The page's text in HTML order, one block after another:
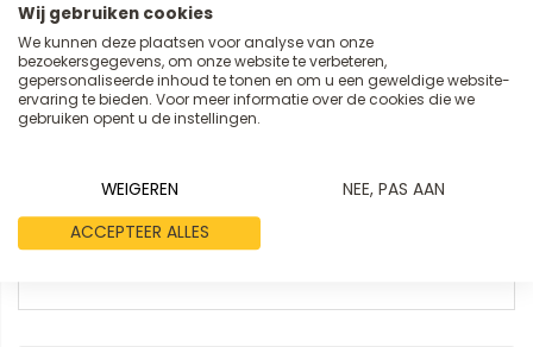
Review
REVIEW VERSTUREN
Wij gebruiken cookies
We kunnen deze plaatsen voor analyse van onze
bezoekersgegevens, om onze website te verbeteren,
gepersonaliseerde inhoud te tonen en om u een geweldige website-
ervaring te bieden. Voor meer informatie over de cookies die we
gebruiken opent u de instellingen.
WEIGEREN
NEE, PAS AAN
ACCEPTEER ALLES